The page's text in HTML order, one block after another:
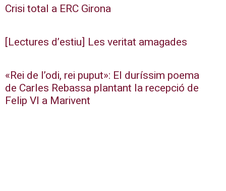
Crisi total a ERC Girona
[Lectures d’estiu] Les veritat amagades
«Rei de l’odi, rei puput»: El duríssim poema
de Carles Rebassa plantant la recepció de
Felip VI a Marivent